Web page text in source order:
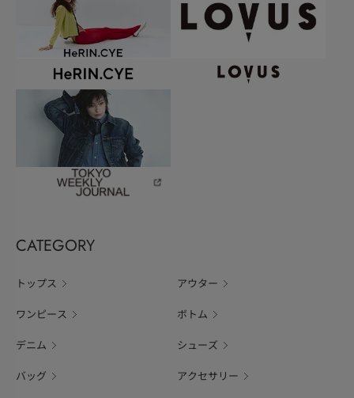
CATEGORY
トップス アウター
ワンピース ボトム
デニム シューズ
バッグ アクセサリー